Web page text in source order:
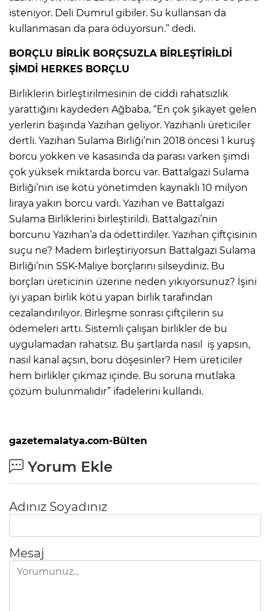
isteniyor. Deli Dumrul gibiler. Su kullansan da
kullanmasan da para ödüyorsun.” dedi.
BORÇLU BİRLİK BORÇSUZLA BİRLEŞTİRİLDİ
ŞİMDİ HERKES BORÇLU
Birliklerin birleştirilmesinin de ciddi rahatsızlık
yarattığını kaydeden Ağbaba, “En çok şikayet gelen
yerlerin başında Yazıhan geliyor. Yazıhanlı üreticiler
dertli. Yazıhan Sulama Birliği’nin 2018 öncesi 1 kuruş
borcu yokken ve kasasında da parası varken şimdi
çok yüksek miktarda borcu var. Battalgazi Sulama
Birliği’nin ise kötü yönetimden kaynaklı 10 milyon
liraya yakın borcu vardı. Yazıhan ve Battalgazi
Sulama Birliklerini birleştirildi. Battalgazi’nin
borcunu Yazıhan’a da ödettirdiler. Yazıhan çiftçisinin
suçu ne? Madem birleştiriyorsun Battalgazi Sulama
Birliği’nin SSK-Maliye borçlarını silseydiniz. Bu
borçları üreticinin üzerine neden yıkıyorsunuz? İşini
iyi yapan birlik kötü yapan birlik tarafından
cezalandırılıyor. Birleşme sonrası çiftçilerin su
ödemeleri arttı. Sistemli çalışan birlikler de bu
uygulamadan rahatsız. Bu şartlarda nasıl iş yapsın,
nasıl kanal açsın, boru döşesinler? Hem üreticiler
hem birlikler çıkmaz içinde. Bu soruna mutlaka
çözüm bulunmalıdır” ifadelerini kullandı.
gazetemalatya.com-Bülten
Yorum Ekle
Adınız Soyadınız
Mesaj